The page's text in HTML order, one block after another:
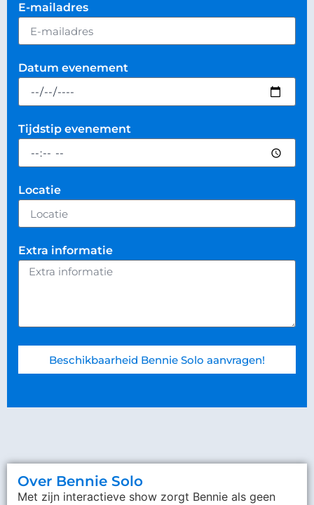
E-mailadres
Datum evenement
Tijdstip evenement
Locatie
Extra informatie
Beschikbaarheid Bennie Solo aanvragen!
Over Bennie Solo
Met zijn interactieve show zorgt Bennie als geen